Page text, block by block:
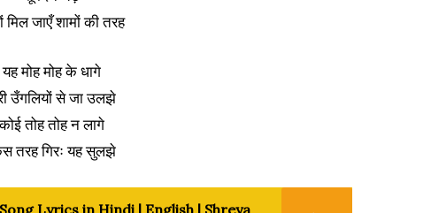
मिल जाएँ शामों की तरह
यह मोह मोह के धागे
उँगलियों से जा उलझे
कोई तोह तोह न लागे
तरह गिरः यह सुलझे